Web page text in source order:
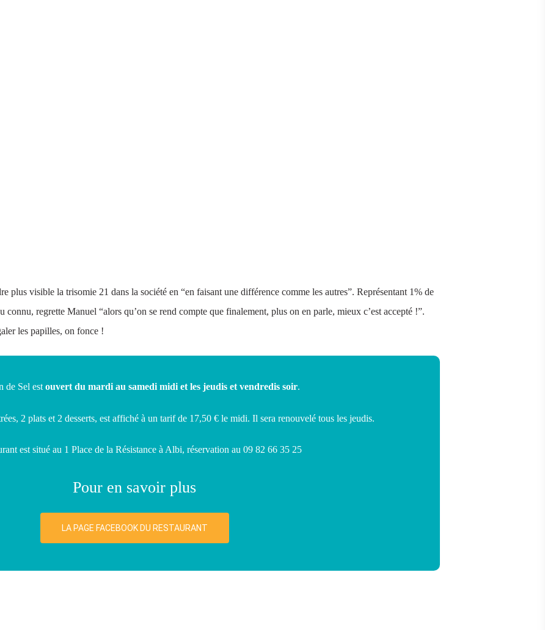
plus visible la trisomie 21 dans la société en “en faisant une différence comme les autres”. Représentant 1% de
connu, regrette Manuel “alors qu’on se rend compte que finalement, plus on en parle, mieux c’est accepté !”.
les papilles, on fonce !
de Sel est ouvert du mardi au samedi midi et les jeudis et vendredis soir.
2 plats et 2 desserts, est affiché à un tarif de 17,50 € le midi. Il sera renouvelé tous les jeudis.
est situé au 1 Place de la Résistance à Albi, réservation au 09 82 66 35 25
Pour en savoir plus
LA PAGE FACEBOOK DU RESTAURANT